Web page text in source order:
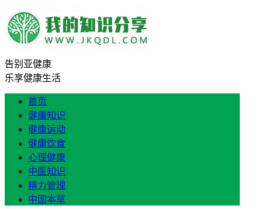
告别亚健康
乐享健康生活
首页
健康知识
健康运动
健康饮食
心理健康
中医知识
精力管理
中国本草